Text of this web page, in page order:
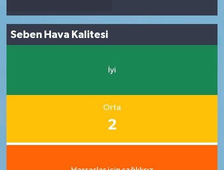
Seben Hava Kalitesi
İyi
Orta
2